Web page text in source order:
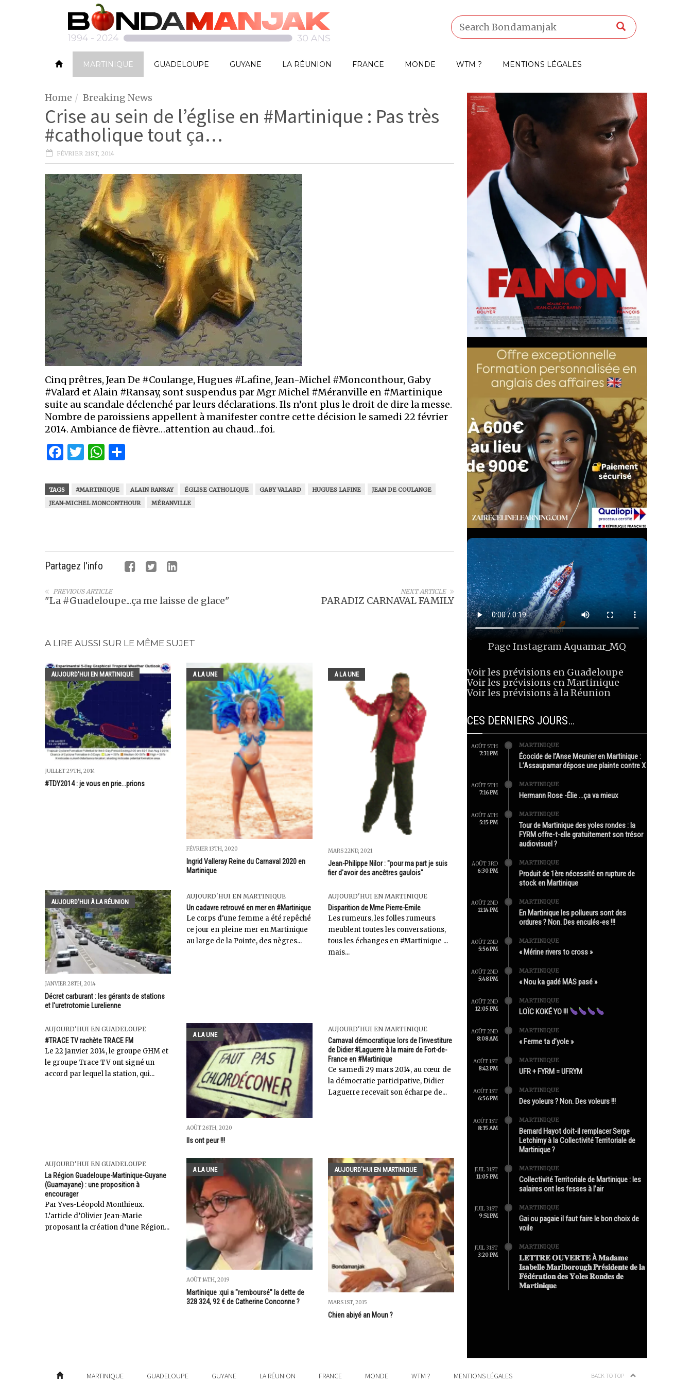
MARTINIQUE GUADELOUPE GUYANE LA RÉUNION FRANCE MONDE WTM ? MENTIONS LÉGALES
Home Breaking News
Crise au sein de l’église en #Martinique : Pas très
#catholique tout ça…
FÉVRIER 21ST, 2014
Cinq prêtres, Jean De #Coulange, Hugues #Lafine, Jean-Michel #Monconthour, Gaby
#Valard et Alain #Ransay, sont suspendus par Mgr Michel #Méranville en #Martinique
suite au scandale déclenché par leurs déclarations. Ils n’ont plus le droit de dire la messe.
Nombre de paroissiens appellent à manifester contre cette décision le samedi 22 février
2014. Ambiance de fièvre…attention au chaud…foi.
Facebook
Twitter
WhatsApp
TAGS #MARTINIQUE ALAIN RANSAY ÉGLISE CATHOLIQUE GABY VALARD HUGUES LAFINE
JEAN DE COULANGE
JEAN-MICHEL MONCONTHOUR
MÉRANVILLE
Partagez l'info
NEXT ARTICLE
PARADIZ CARNAVAL FAMILY
PREVIOUS ARTICLE
"La #Guadeloupe...ça me laisse de glace"
A LIRE AUSSI SUR LE MÊME SUJET
AUJOURD'HUI EN MARTINIQUE
JUILLET 29TH, 2014
#TDY2014 : je vous en prie...prions
A LA UNE
FÉVRIER 13TH, 2020
Ingrid Valleray Reine du Carnaval 2020 en
Martinique
A LA UNE
MARS 22ND, 2021
Jean-Philippe Nilor : "pour ma part je suis
fier d'avoir des ancêtres gaulois"
AUJOURD'HUI À LA RÉUNION
JANVIER 28TH, 2014
Décret carburant : les gérants de stations
et l'uretrotomie Lurelienne
AUJOURD'HUI EN MARTINIQUE
Un cadavre retrouvé en mer en #Martinique
Le corps d'une femme a été repêché
ce jour en pleine mer en Martinique
au large de la Pointe, des nègres...
AUJOURD'HUI EN MARTINIQUE
Disparition de Mme Pierre-Emile
Les rumeurs, les folles rumeurs
meublent toutes les conversations,
tous les échanges en #Martinique ...
mais...
AUJOURD'HUI EN GUADELOUPE
#TRACE TV rachète TRACE FM
Le 22 janvier 2014, le groupe GHM et
le groupe Trace TV ont signé un
accord par lequel la station, qui...
A LA UNE
AOÛT 26TH, 2020
Ils ont peur !!!
AUJOURD'HUI EN MARTINIQUE
Carnaval démocratique lors de l'investiture
de Didier #Laguerre à la maire de Fort-de-
France en #Martinique
Ce samedi 29 mars 2014, au cœur de
la démocratie participative, Didier
Laguerre recevait son écharpe de...
AUJOURD'HUI EN GUADELOUPE
La Région Guadeloupe-Martinique-Guyane
(Guamayane) : une proposition à
encourager
Par Yves-Léopold Monthieux.
L’article d’Olivier Jean-Marie
proposant la création d’une Région...
A LA UNE
AOÛT 14TH, 2019
Martinique :qui a "remboursé" la dette de
328 324, 92 € de Catherine Conconne ?
AUJOURD'HUI EN MARTINIQUE
MARS 1ST, 2015
Chien abiyé an Moun ?
Page InstagramAquamar_MQ
Voir les prévisions en Guadeloupe
Voir les prévisions en Martinique
Voir les prévisions à la Réunion
CES DERNIERS JOURS…
AOÛT 5TH
7:31 PM
MARTINIQUE
Écocide de l’Anse Meunier en Martinique :
L’Assaupamar dépose une plainte contre X
AOÛT 5TH
7:16 PM
MARTINIQUE
Hermann Rose -Élie …ça va mieux
AOÛT 4TH
5:15 PM
MARTINIQUE
Tour de Martinique des yoles rondes : la
FYRM offre-t-elle gratuitement son trésor
audiovisuel ?
AOÛT 3RD
6:30 PM
MARTINIQUE
Produit de 1ère nécessité en rupture de
stock en Martinique
AOÛT 2ND
11:14 PM
MARTINIQUE
En Martinique les pollueurs sont des
ordures ? Non. Des enculés-es !!!
AOÛT 2ND
5:56 PM
MARTINIQUE
« Mérine rivers to cross »
AOÛT 2ND
5:48 PM
MARTINIQUE
« Nou ka gadé MAS pasé »
AOÛT 2ND
12:05 PM
MARTINIQUE
LOÏC KOKÉ YO !!!
AOÛT 2ND
8:08 AM
MARTINIQUE
« Ferme ta d’yole »
AOÛT 1ST
8:42 PM
MARTINIQUE
UFR + FYRM = UFRYM
AOÛT 1ST
6:56 PM
MARTINIQUE
Des yoleurs ? Non. Des voleurs !!!
AOÛT 1ST
8:35 AM
MARTINIQUE
Bernard Hayot doit-il remplacer Serge
Letchimy à la Collectivité Territoriale de
Martinique ?
JUIL 31ST
11:05 PM
MARTINIQUE
Collectivité Territoriale de Martinique : les
salaires ont les fesses à l’air
JUIL 31ST
9:51 PM
MARTINIQUE
Gai ou pagaie il faut faire le bon choix de
voile
JUIL 31ST
3:20 PM
MARTINIQUE
𝐋𝐄𝐓𝐓𝐑𝐄 𝐎𝐔𝐕𝐄𝐑𝐓𝐄 À 𝐌𝐚𝐝𝐚𝐦𝐞
𝐈𝐬𝐚𝐛𝐞𝐥𝐥𝐞 𝐌𝐚𝐫𝐥𝐛𝐨𝐫𝐨𝐮𝐠𝐡 𝐏𝐫é𝐬𝐢𝐝𝐞𝐧𝐭𝐞 𝐝𝐞 𝐥𝐚
𝐅é𝐝é𝐫𝐚𝐭𝐢𝐨𝐧 𝐝𝐞𝐬 𝐘𝐨𝐥𝐞𝐬 𝐑𝐨𝐧𝐝𝐞𝐬 𝐝𝐞
𝐌𝐚𝐫𝐭𝐢𝐧𝐢𝐪𝐮𝐞
MARTINIQUE GUADELOUPE GUYANE LA RÉUNION FRANCE MONDE WTM ? MENTIONS LÉGALES BACK TO TOP